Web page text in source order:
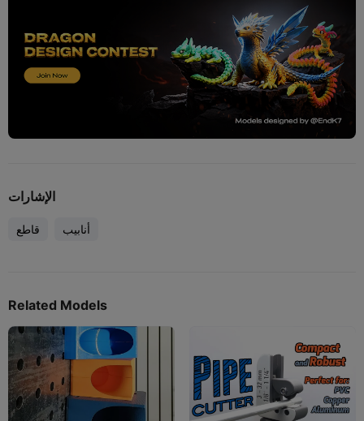
الإشارات
قاطع أنابيب
Related Models